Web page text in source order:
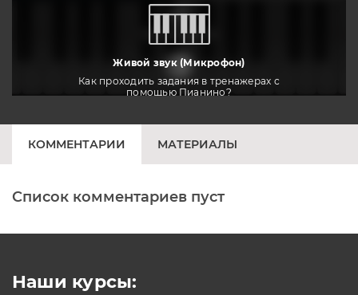
Живой звук (Микрофон)
Как проходить задания в тренажерах с
помощью Пианино?
Печатная клавиатура
тренировать
КОММЕНТАРИИ МАТЕРИАЛЫ
Список комментариев пуст
Наши курсы: